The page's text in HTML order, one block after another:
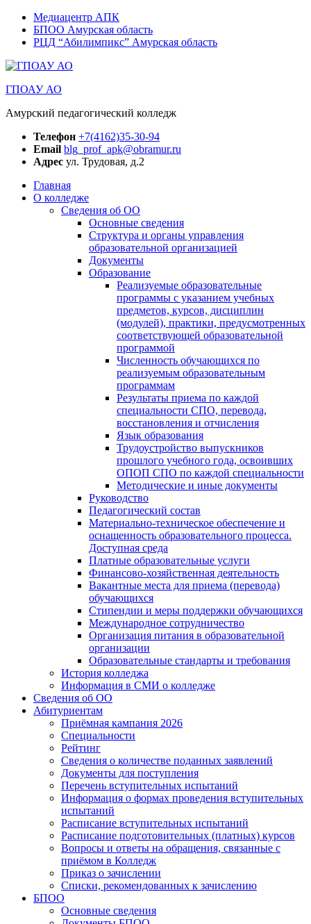
Медиацентр АПК
БПОО Амурская область
РЦД “Абилимпикс” Амурская область
ГПОАУ АО
Амурский педагогический колледж
Телефон +7(4162)35-30-94
Email blg_prof_apk@obramur.ru
Адрес ул. Трудовая, д.2
Главная
О колледже
Сведения об ОО
Основные сведения
Структура и органы управления
образовательной организацией
Документы
Образование
Реализуемые образовательные
программы с указанием учебных
предметов, курсов, дисциплин
(модулей), практики, предусмотренных
соответствующей образовательной
программой
Численность обучающихся по
реализуемым образовательным
программам
Результаты приема по каждой
специальности СПО, перевода,
восстановления и отчисления
Язык образования
Трудоустройство выпускников
прошлого учебного года, освоивших
ОПОП СПО по каждой специальности
Методические и иные документы
Руководство
Педагогический состав
Материально-техническое обеспечение и
оснащенность образовательного процесса.
Доступная среда
Платные образовательные услуги
Финансово-хозяйственная деятельность
Вакантные места для приема (перевода)
обучающихся
Стипендии и меры поддержки обучающихся
Международное сотрудничество
Организация питания в образовательной
организации
Образовательные стандарты и требования
История колледжа
Информация в СМИ о колледже
Сведения об ОО
Абитуриентам
Приёмная кампания 2026
Специальности
Рейтинг
Сведения о количестве поданных заявлений
Документы для поступления
Перечень вступительных испытаний
Информация о формах проведения вступительных
испытаний
Расписание вступительных испытаний
Расписание подготовительных (платных) курсов
Вопросы и ответы на обращения, связанные с
приёмом в Колледж
Приказ о зачислении
Списки, рекомендованных к зачислению
БПОО
Основные сведения